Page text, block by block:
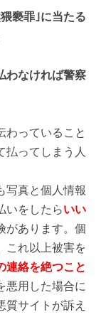
褻罪｣に当たる
わなければ警察
わっていること
払ってしまう人
写真と個人情報
いをしたらいい
があります。個
これ以上被害を
連絡を絶つこと
悪用した場合に
質サイトが訴え